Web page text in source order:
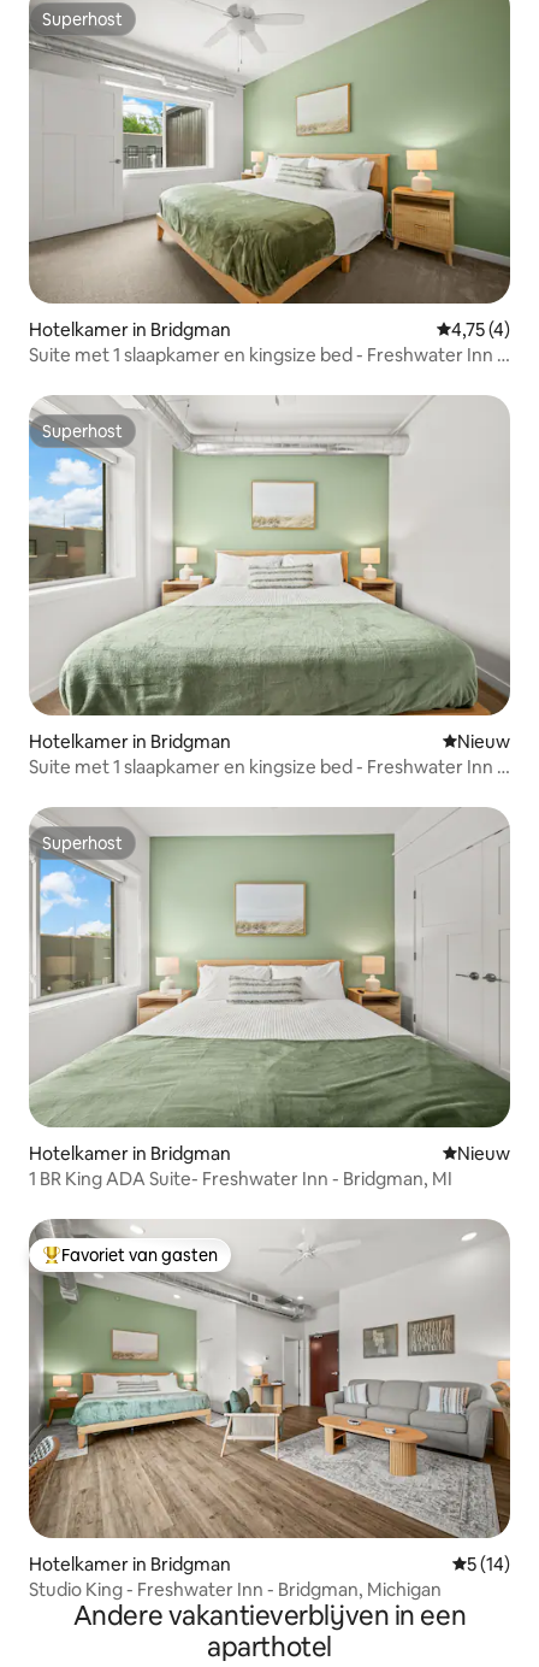
Superhost
Superhost
Hotelkamer in Bridgman
4,75 (4)
Suite met 1 slaapkamer en kingsize bed - Freshwater Inn -
Superhost
Superhost
Hotelkamer in Bridgman Nieuwe
Nieuw
Suite met 1 slaapkamer en kingsize bed - Freshwater Inn -
Superhost
Superhost
Hotelkamer in Bridgman Nieuwe
Nieuw
1 BR King ADA Suite- Freshwater Inn - Bridgman, MI
Topfavoriet van gasten
Favoriet van gasten
Hotelkamer in Bridgman
5 (14)
Studio King - Freshwater Inn - Bridgman, Michigan
Andere vakantieverblijven in een
aparthotel